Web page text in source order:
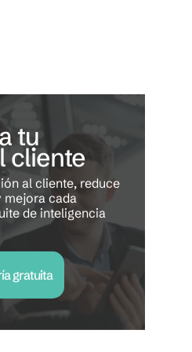
tu
cliente
al cliente, reduce
mejora cada
de inteligencia
gratuita